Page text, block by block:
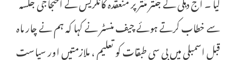
سے خطاب کرتے ہوئے چیف منسٹر نے کہا کہ ہم نے چار ماہ
قبل اسمبلی میں بی سی طبقات کو تعلیم ، ملازمتیں اور سیاست